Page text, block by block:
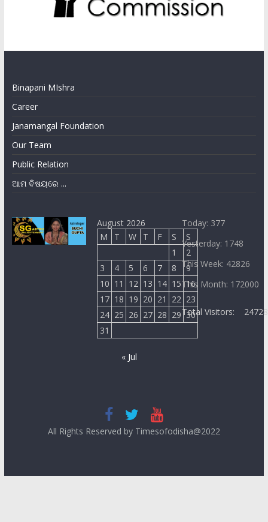
Binapani MIshra
Career
Janamangal Foundation
Our Team
Public Relation
ଆମ ବିଷୟରେ ...
August 2026
M
T W T F S
S
1
2
3
4 5 6 7 8
9
10 11 12 13 14 15 16
17 18 19 20 21 22 23
24 25 26 27 28 29 30
31
« Jul
Today: 377
Yesterday: 1748
This Week: 42826
This Month: 172000
Total Visitors:
All Rights Reserved by Timesofodisha@2022